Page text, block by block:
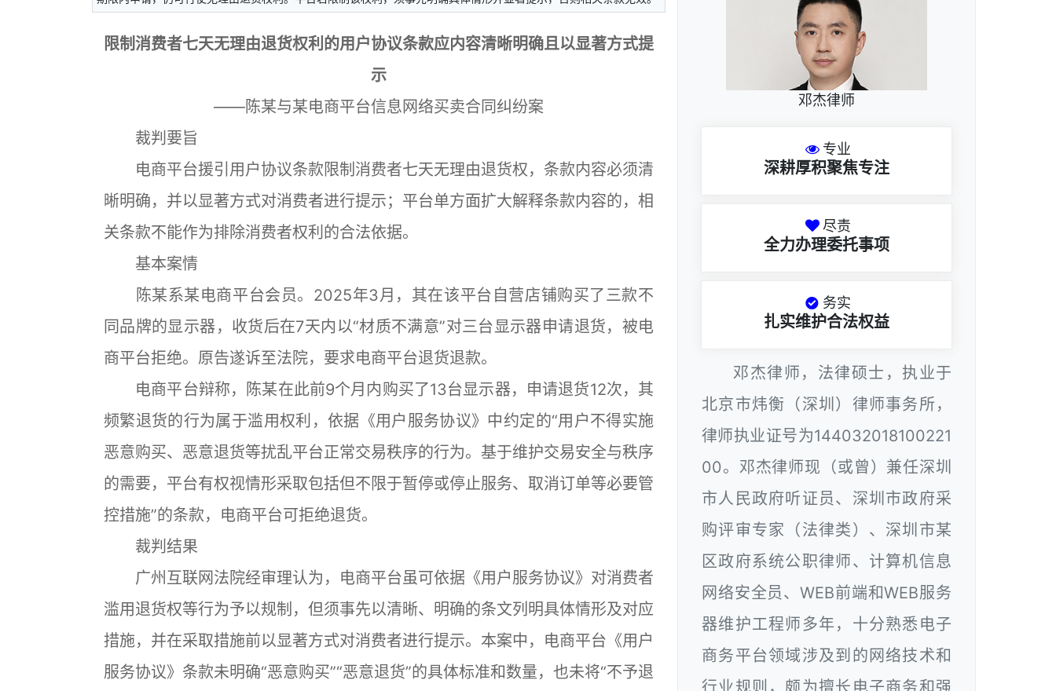
限制消费者七天无理由退货权利的用户协议条款应内容清晰明确且以显著方式提
示
——陈某与某电商平台信息网络买卖合同纠纷案
裁判要旨
电商平台援引用户协议条款限制消费者七天无理由退货权，条款内容必须清
晰明确，并以显著方式对消费者进行提示；平台单方面扩大解释条款内容的，相
关条款不能作为排除消费者权利的合法依据。
基本案情
陈某系某电商平台会员。2025年3月，其在该平台自营店铺购买了三款不
同品牌的显示器，收货后在7天内以“材质不满意”对三台显示器申请退货，被电
商平台拒绝。原告遂诉至法院，要求电商平台退货退款。
电商平台辩称，陈某在此前9个月内购买了13台显示器，申请退货12次，其
频繁退货的行为属于滥用权利，依据《用户服务协议》中约定的“用户不得实施
恶意购买、恶意退货等扰乱平台正常交易秩序的行为。基于维护交易安全与秩序
的需要，平台有权视情形采取包括但不限于暂停或停止服务、取消订单等必要管
控措施”的条款，电商平台可拒绝退货。
裁判结果
广州互联网法院经审理认为，电商平台虽可依据《用户服务协议》对消费者
滥用退货权等行为予以规制，但须事先以清晰、明确的条文列明具体情形及对应
措施，并在采取措施前以显著方式对消费者进行提示。本案中，电商平台《用户
服务协议》条款未明确“恶意购买”“恶意退货”的具体标准和数量，也未将“不予退
邓杰律师
专业
深耕厚积聚焦专注
尽责
全力办理委托事项
务实
扎实维护合法权益
邓杰律师，法律硕士，执业于
北京市炜衡（深圳）律师事务所，
律师执业证号为144032018100221
00。邓杰律师现（或曾）兼任深圳
市人民政府听证员、深圳市政府采
购评审专家（法律类）、深圳市某
区政府系统公职律师、计算机信息
网络安全员、WEB前端和WEB服务
器维护工程师多年，十分熟悉电子
商务平台领域涉及到的网络技术和
行业规则，颇为擅长电子商务和强